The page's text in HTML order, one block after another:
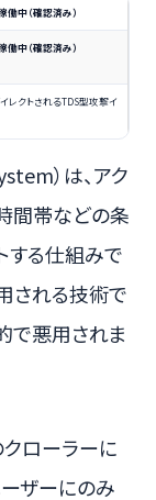
働中（確認済み）
働中（確認済み）
レクトされるTDS型攻撃イ
）は、アク
間帯などの条
する仕組みで
される技術で
で悪用されま
クローラーに
ザーにのみ